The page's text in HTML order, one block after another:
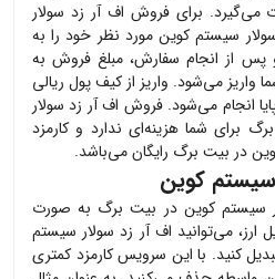
می‌گیرد. برای فروش اف آر زد سولار
سیستم کوینمورد نظر خود را به
از انجام سفارش، مبلغ فروش به
می‌شود. واریز از کیف پول ریالی
انجام می‌شود. فروش اف آر زد سولار
برای شما هزینه‌ای ندارد و کارمزد
در بیت برگ رایگان می‌باشد.
سیستم کوین
سیستم کوین در بیت برگ به صورت
ارز، می‌توانید اف آر زد سولار سیستم
کنید. با این سرویس کارمزد کمتری